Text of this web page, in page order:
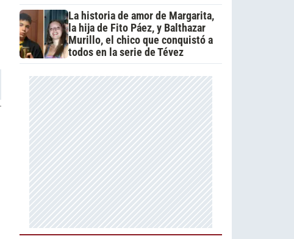
La historia de amor de Margarita,
la hija de Fito Páez, y Balthazar
Murillo, el chico que conquistó a
todos en la serie de Tévez